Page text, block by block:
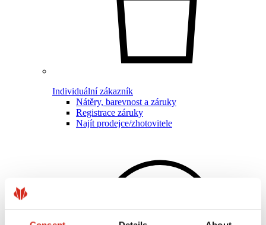
Individuální zákazník
Nátěry, barevnost a záruky
Registrace záruky
Najít prodejce/zhotovitele